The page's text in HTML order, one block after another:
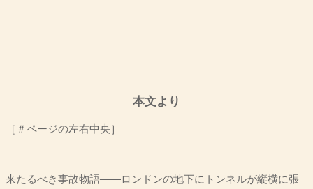
本文より
［＃ページの左右中央］
来たるべき事故物語――ロンドンの地下にトンネルが縦横に張